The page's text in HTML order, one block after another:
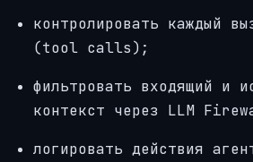
контролировать каждый
(tool calls);
фильтровать входящий и
контекст через LLM
логировать действия